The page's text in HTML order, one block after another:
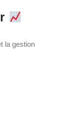
la gestion